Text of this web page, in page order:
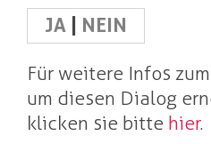
JA
NEIN
Für weitere Infos
um diesen Dialog
klicken sie bitte hier.